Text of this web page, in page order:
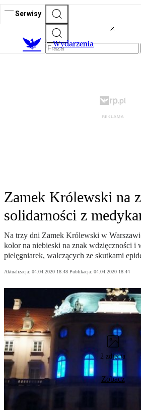
Serwisy
Wydarzenia
Zamek Królewski na
solidarności z
Na trzy dni Zamek Królewski w
kolor na niebieski na znak wdzięczności i
pielęgniarek, walczących ze skutkami
Aktualizacja: 04.04.2020 18:48 Publikacja: 04.04.2020 18:44
2 zdjęcia
Zobacz